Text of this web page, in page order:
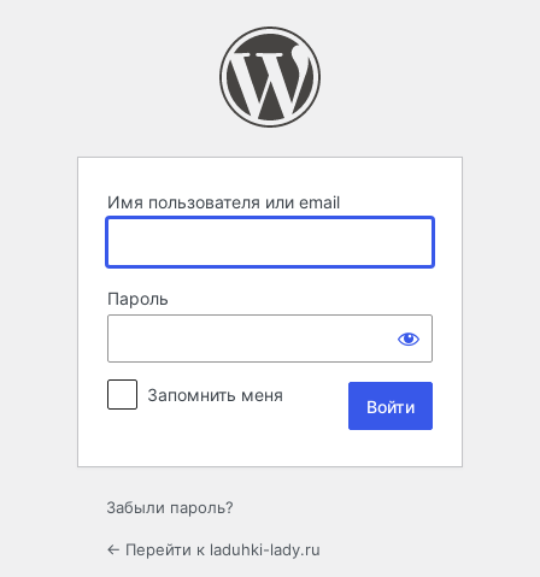
Имя пользователя или email
Пароль
Запомнить меня
Забыли пароль?
← Перейти к laduhki-lady.ru